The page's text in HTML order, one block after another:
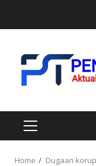
PRIMARY
MENU
Home Dugaan